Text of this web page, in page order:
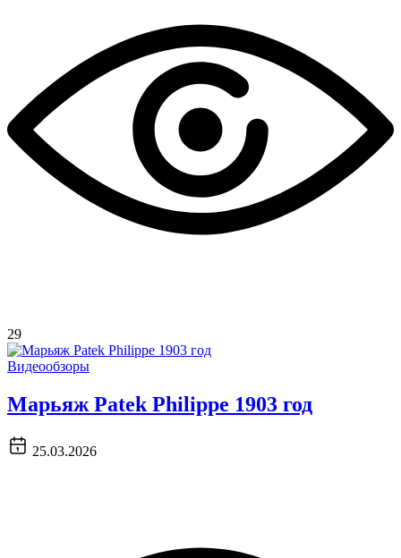
29
Видеообзоры
Марьяж Patek Philippe 1903 год
25.03.2026